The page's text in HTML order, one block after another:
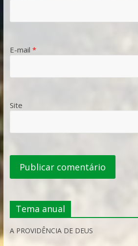
E-mail *
Site
Tema anual
A PROVIDÊNCIA DE DEUS